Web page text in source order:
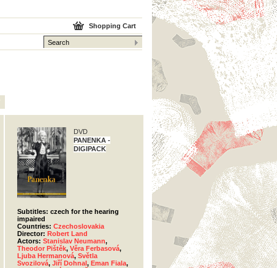
Shopping Cart
DVD
PANENKA -
DIGIPACK
Subtitles: czech for the hearing
impaired
Countries: Czechoslovakia
Director: Robert Land
Actors: Stanislav Neumann,
Theodor Pištěk, Věra Ferbasová,
Ljuba Hermanová, Světla
Svozilová, Jiří Dohnal, Eman Fiala,